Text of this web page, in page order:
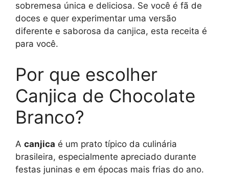
sobremesa única e deliciosa. Se você é fã de
doces e quer experimentar uma versão
diferente e saborosa da canjica, esta receita é
para você.
Por que escolher
Canjica de Chocolate
Branco?
A canjica é um prato típico da culinária
brasileira, especialmente apreciado durante
festas juninas e em épocas mais frias do ano.